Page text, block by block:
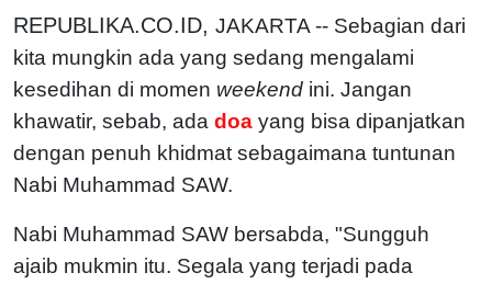
REPUBLIKA.CO.ID, JAKARTA -- Sebagian dari
kita mungkin ada yang sedang mengalami
kesedihan di momen weekend ini. Jangan
khawatir, sebab, ada doa yang bisa dipanjatkan
dengan penuh khidmat sebagaimana tuntunan
Nabi Muhammad SAW.
Nabi Muhammad SAW bersabda, "Sungguh
ajaib mukmin itu. Segala yang terjadi pada